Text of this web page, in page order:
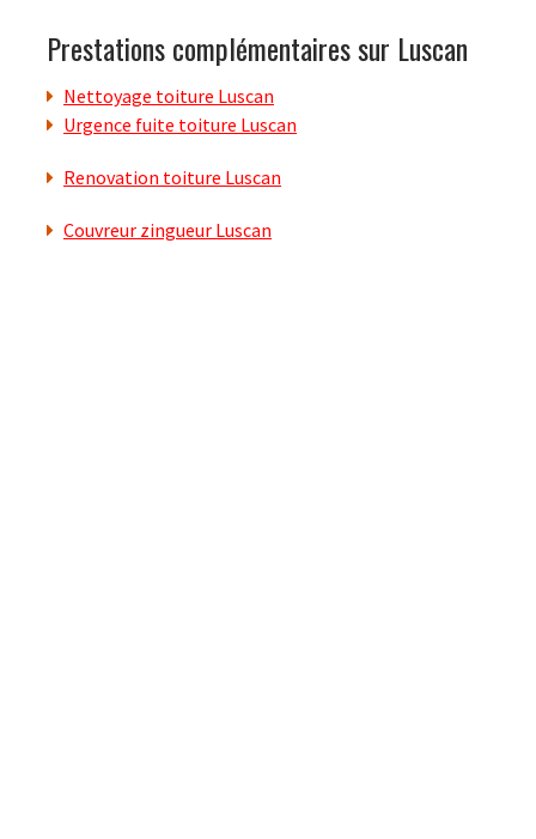
Prestations complémentaires sur Luscan
Nettoyage toiture Luscan
Urgence fuite toiture Luscan
Renovation toiture Luscan
Couvreur zingueur Luscan